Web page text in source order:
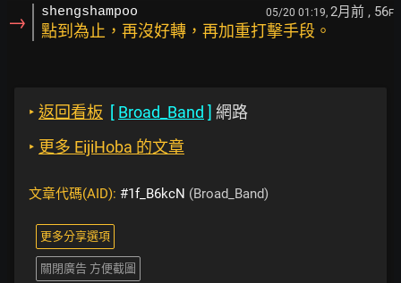
→ shengshampoo 05/20 01:19, 2月前 , 56F
點到為止，再沒好轉，再加重打擊手段。
‣ 返回看板 [ Broad_Band ] 網路
‣ 更多 EijiHoba 的文章
文章代碼(AID): #1f_B6kcN (Broad_Band)
更多分享選項
關閉廣告 方便截圖